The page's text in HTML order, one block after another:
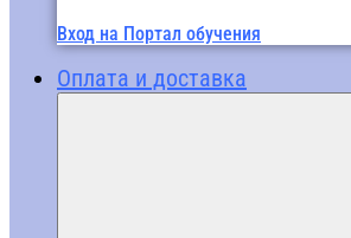
Вход на Портал обучения
Оплата и доставка